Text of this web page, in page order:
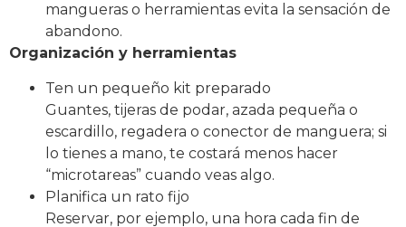
mangueras o herramientas evita la sensación de
abandono.
Organización y herramientas
Ten un pequeño kit preparado
Guantes, tijeras de podar, azada pequeña o
escardillo, regadera o conector de manguera; si
lo tienes a mano, te costará menos hacer
“microtareas” cuando veas algo.
Planifica un rato fijo
Reservar, por ejemplo, una hora cada fin de